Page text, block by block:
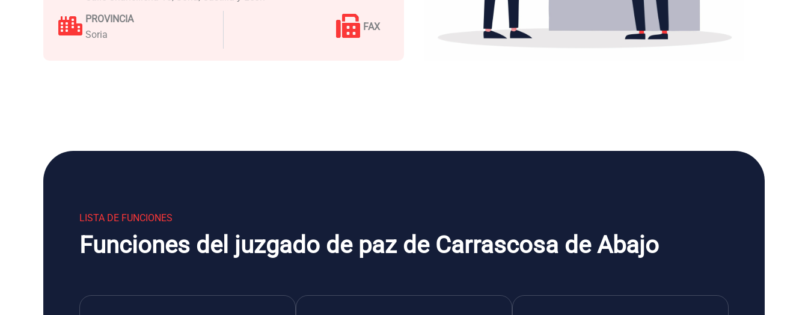
PROVINCIA
Soria
FAX
LISTA DE FUNCIONES
Funciones del juzgado de paz de Carrascosa de Abajo